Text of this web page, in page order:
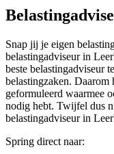
Snap jij je eigen
belastingadviseur in
beste belastingadviseur
belastingzaken. Daarom
geformuleerd waarmee
nodig hebt. Twijfel dus
belastingadviseur in
Spring direct naar: